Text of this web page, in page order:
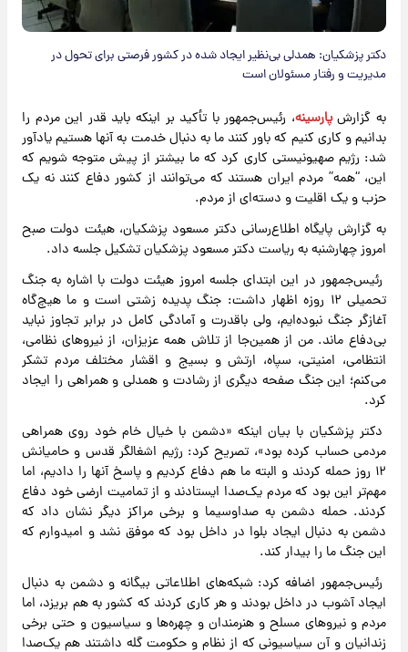
دکتر پزشکیان: همدلی بی‌نظیر ایجاد شده در کشور فرصتی برای تحول در
مدیریت و رفتار مسئولان است
به گزارشپارسینه، رئیس‌جمهور با تأکید بر اینکه باید قدر این مردم را
بدانیم و کاری کنیم که باور کنند ما به دنبال خدمت به آنها هستیم یادآور
شد: رژیم صهیونیستی کاری کرد که ما بیشتر از پیش متوجه شویم که
این، “همه” مردم ایران هستند که می‌توانند از کشور دفاع کنند نه یک
حزب و یک اقلیت و دسته‌ای از مردم.
به گزارش پایگاه اطلاع‌رسانی دکتر مسعود پزشکیان، هیئت دولت صبح
امروز چهارشنبه به ریاست دکتر مسعود پزشکیان تشکیل جلسه داد.
رئیس‌جمهور در این ابتدای جلسه امروز هیئت دولت با اشاره به جنگ
تحمیلی ۱۲ روزه اظهار داشت: جنگ پدیده زشتی است و ما هیچ‌گاه
آغازگر جنگ نبوده‌ایم، ولی باقدرت و آمادگی کامل در برابر تجاوز نباید
بی‌دفاع ماند. من از همین‌جا از تلاش همه عزیزان، از نیروهای نظامی،
انتظامی، امنیتی، سپاه، ارتش و بسیج و اقشار مختلف مردم تشکر
می‌کنم؛ این جنگ صفحه دیگری از رشادت و همدلی و همراهی را ایجاد
کرد.
دکتر پزشکیان با بیان اینکه «دشمن با خیال خام خود روی همراهی
مردمی حساب کرده بود»، تصریح کرد: رژیم اشغالگر قدس و حامیانش
۱۲ روز حمله کردند و البته ما هم دفاع کردیم و پاسخ آنها را دادیم، اما
مهم‌تر این بود که مردم یک‌صدا ایستادند و از تمامیت ارضی خود دفاع
کردند. حمله دشمن به صداوسیما و برخی مراکز دیگر نشان داد که
دشمن به دنبال ایجاد بلوا در داخل بود که موفق نشد و امیدوارم که
این جنگ ما را بیدار کند.
رئیس‌جمهور اضافه کرد: شبکه‌های اطلاعاتی بیگانه و دشمن به دنبال
ایجاد آشوب در داخل بودند و هر کاری کردند که کشور به هم بریزد، اما
مردم و نیروهای مسلح و هنرمندان و چهره‌ها و سیاسیون و حتی برخی
زندانیان و آن سیاسیونی که از نظام و حکومت گله داشتند هم یک‌صدا